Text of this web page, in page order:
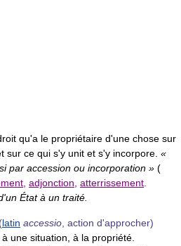
qu'a le propriétaire d'une chose sur
sur ce qui s'y unit et s'y incorpore. «
par accession ou incorporation » (
, adjonction, atterrissement.
État à un traité.
(latin accessio, action d'approcher)
une situation, à la propriété.